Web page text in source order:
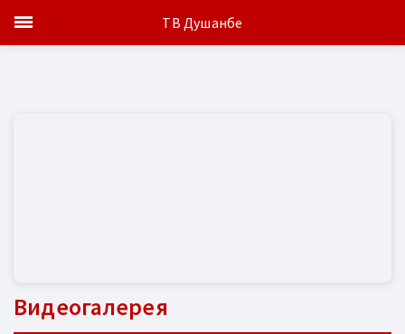
Видеогалерея
ТВ Душанбе